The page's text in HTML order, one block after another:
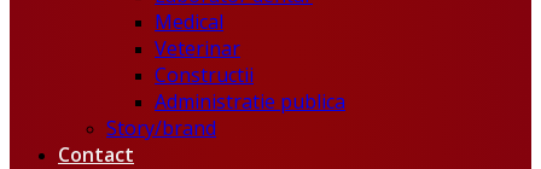
Medical
Veterinar
Constructii
Administratie publica
Story/brand
Contact